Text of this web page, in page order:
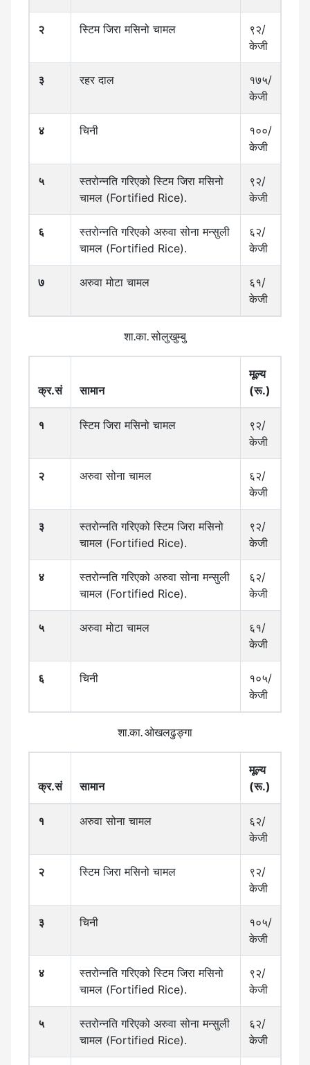
२ स्टिम जिरा मसिनो चामल
९२/
केजी
३ रहर दाल
१७५/
केजी
४ चिनी
१००/
केजी
५
स्तरोन्नति गरिएको स्टिम जिरा मसिनो
चामल (Fortified Rice).
९२/
केजी
६
स्तरोन्नति गरिएको अरुवा सोना मन्सुली
चामल (Fortified Rice).
६२/
केजी
७ अरुवा मोटा चामल
६१/
केजी
शा.का. सोलुखुम्बु
क्र.सं सामान
मूल्य
(रू.)
१ स्टिम जिरा मसिनो चामल
९२/
केजी
२ अरुवा सोना चामल
६२/
केजी
३
स्तरोन्नति गरिएको स्टिम जिरा मसिनो
चामल (Fortified Rice).
९२/
केजी
४
स्तरोन्नति गरिएको अरुवा सोना मन्सुली
चामल (Fortified Rice).
६२/
केजी
५ अरुवा मोटा चामल
६१/
केजी
६ चिनी
१०५/
केजी
शा.का. ओखलढुङ्गा
क्र.सं सामान
मूल्य
(रू.)
१ अरुवा सोना चामल
६२/
केजी
२ स्टिम जिरा मसिनो चामल
९२/
केजी
३ चिनी
१०५/
केजी
४
स्तरोन्नति गरिएको स्टिम जिरा मसिनो
चामल (Fortified Rice).
९२/
केजी
५
स्तरोन्नति गरिएको अरुवा सोना मन्सुली
चामल (Fortified Rice).
६२/
केजी